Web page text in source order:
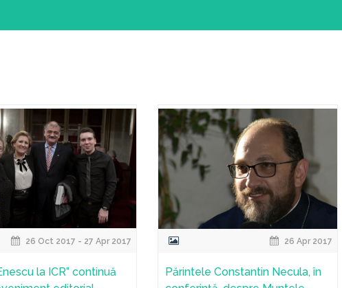
26 Oct 2017 - 27 Apr 2017
la ICR” continuă
26 Apr 2017
Părintele Constantin Necula, în